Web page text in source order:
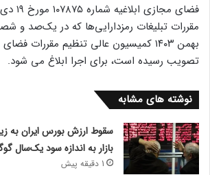
بهمن ۱۴۰۳ کمیسیون عالی تنظیم مقررات
تصویب رسیده است، برای اجرا ابلاغ می شود.
نوشته های مشابه
بازار به اندازه سود یک‌سال
1 دقیقه پیش